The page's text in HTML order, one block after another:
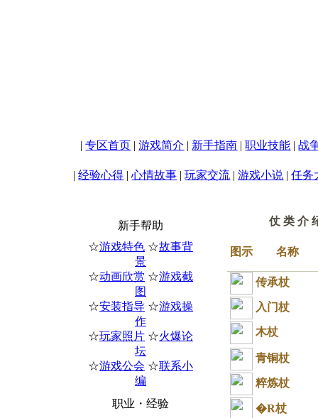
|专区首页 |游戏简介 | 新手指南 |职业技能 |战
|经验心得 |心情故事 |玩家交流 |游戏小说 |任务
新手帮助
☆游戏特色 ☆故事背
景
☆动画欣赏 ☆游戏截
图
☆安装指导 ☆游戏操
作
☆玩家照片 ☆火爆论
坛
☆游戏公会 ☆联系小
编
职业・经验
仗 类 介
图示 名称
传承杖
入门杖
木杖
青铜杖
粹炼杖
�R杖